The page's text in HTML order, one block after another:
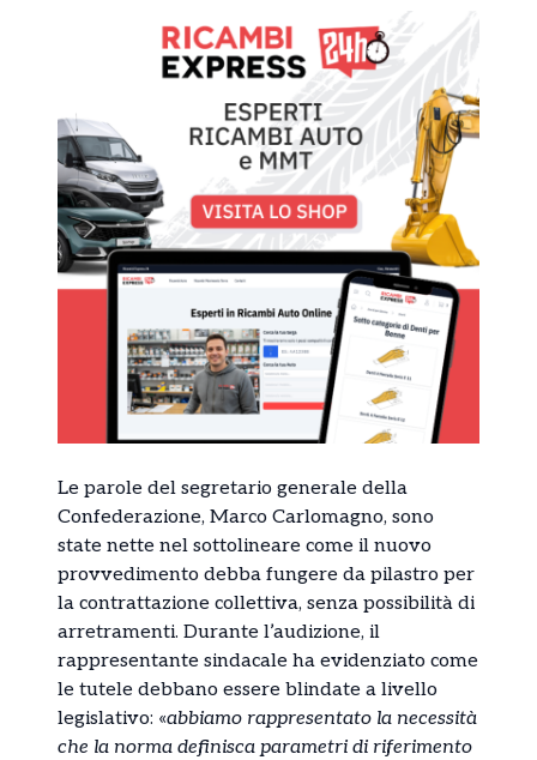
Le parole del segretario generale della
Confederazione, Marco Carlomagno, sono
state nette nel sottolineare come il nuovo
provvedimento debba fungere da pilastro per
la contrattazione collettiva, senza possibilità di
arretramenti. Durante l’audizione, il
rappresentante sindacale ha evidenziato come
le tutele debbano essere blindate a livello
legislativo: «abbiamo rappresentato la necessità
che la norma definisca parametri di riferimento